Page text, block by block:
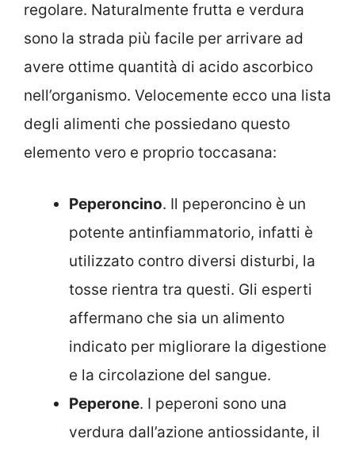
regolare. Naturalmente frutta e verdura
sono la strada più facile per arrivare ad
avere ottime quantità di acido ascorbico
nell’organismo. Velocemente ecco una lista
degli alimenti che possiedano questo
elemento vero e proprio toccasana:
Peperoncino. Il peperoncino è un
potente antinfiammatorio, infatti è
utilizzato contro diversi disturbi, la
tosse rientra tra questi. Gli esperti
affermano che sia un alimento
indicato per migliorare la digestione
e la circolazione del sangue.
Peperone. I peperoni sono una
verdura dall’azione antiossidante, il